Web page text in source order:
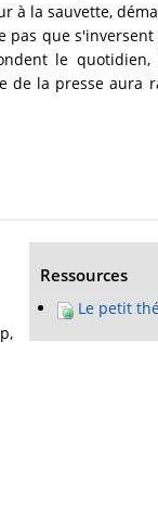
à la sauvette,
pas que
le
de la presse aura
Ressources
Le petit